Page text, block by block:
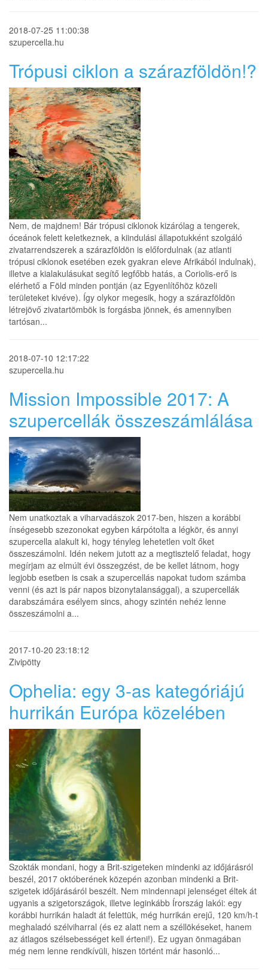
2018-07-25 11:00:38
szupercella.hu
Trópusi ciklon a szárazföldön!?
Nem, de majdnem! Bár trópusi ciklonok kizárólag a tengerek,
óceánok felett keletkeznek, a kiindulási állapotukként szolgáló
zivatarrendszerek a szárazföldön is előfordulnak (az atlanti
trópusi ciklonok esetében ezek gyakran eleve Afrikából indulnak),
illetve a kialakulásukat segítő legfőbb hatás, a Coriolis-erő is
elérhető a Föld minden pontján (az Egyenlítőhöz közeli
területeket kivéve). Így olykor megesik, hogy a szárazföldön
létrejövő zivatartömbök is forgásba jönnek, és amennyiben
tartósan...
2018-07-10 12:17:22
szupercella.hu
Mission Impossible 2017: A
szupercellák összeszámlálása
Nem unatkoztak a viharvadászok 2017-ben, hiszen a korábbi
ínségesebb szezonokat egyben kárpótolta a légkör, és annyi
szupercella alakult ki, hogy tényleg lehetetlen volt őket
összeszámolni. Idén nekem jutott az a megtisztelő feladat, hogy
megírjam az elmúlt évi összegzést, de be kellet látnom, hogy
legjobb esetben is csak a szupercellás napokat tudom számba
venni (és azt is pár napos bizonytalansággal), a szupercellák
darabszámára esélyem sincs, ahogy szintén nehéz lenne
összeszámolni a...
2017-10-20 23:18:12
Zivipötty
Ophelia: egy 3-as kategóriájú
hurrikán Európa közelében
Szokták mondani, hogy a Brit-szigeteken mindenki az időjárásról
beszél, 2017 októberének közepén azonban mindenki a Brit-
szigetek időjárásáról beszélt. Nem mindennapi jelenséget éltek át
ugyanis a szigetországok, illetve leginkább Írország lakói: egy
korábbi hurrikán haladt át felettük, még hurrikán erejű, 120 km/h-t
meghaladó szélviharral (és ez alatt nem a széllökéseket, hanem
az átlagos szélsebességet kell érteni!). Ez ugyan önmagában
még nem lenne rendkívüli, hiszen történt már hasonló...